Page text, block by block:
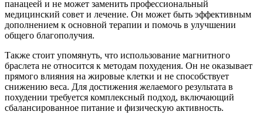
панацеей и не может заменить профессиональный
медицинский совет и лечение. Он может быть эффективным
дополнением к основной терапии и помочь в улучшении
общего благополучия.
Также стоит упомянуть, что использование магнитного
браслета не относится к методам похудения. Он не оказывает
прямого влияния на жировые клетки и не способствует
снижению веса. Для достижения желаемого результата в
похудении требуется комплексный подход, включающий
сбалансированное питание и физическую активность.